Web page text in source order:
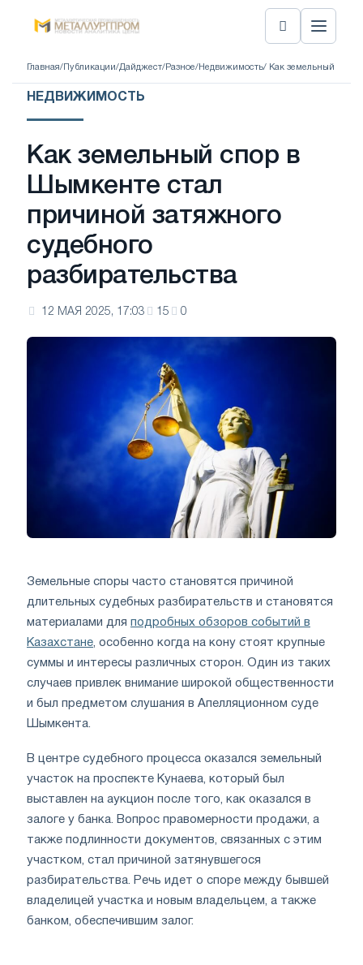
Главная/ Публикации/Дайджест/ Разное/ Недвижимость/ Как земельный спор
НЕДВИЖИМОСТЬ
Как земельный спор в
Шымкенте стал
причиной затяжного
судебного
разбирательства
12 МАЯ 2025, 17:03 15 0
Земельные споры часто становятся причиной
длительных судебных разбирательств и становятся
материалами для подробных обзоров событий в
Казахстане , особенно когда на кону стоят крупные
суммы и интересы различных сторон. Один из таких
случаев привлек внимание широкой общественности
и был предметом слушания в Апелляционном суде
Шымкента.
В центре судебного процесса оказался земельный
участок на проспекте Кунаева, который был
выставлен на аукцион после того, как оказался в
залоге у банка. Вопрос правомерности продажи, а
также подлинности документов, связанных с этим
участком, стал причиной затянувшегося
разбирательства. Речь идет о споре между бывшей
владелицей участка и новым владельцем, а также
банком, обеспечившим залог.